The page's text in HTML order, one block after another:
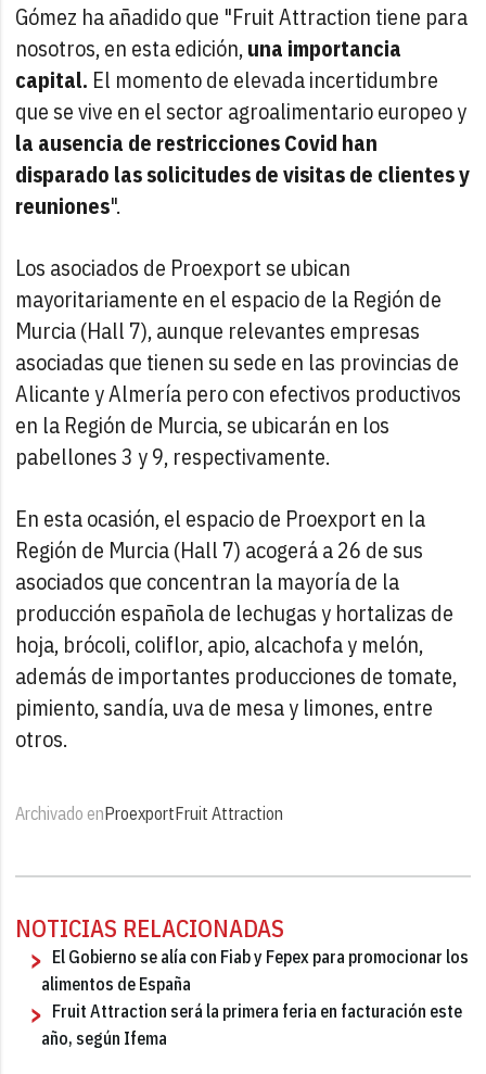
Gómez ha añadido que "Fruit Attraction tiene para
nosotros, en esta edición,una importancia
capital. El momento de elevada incertidumbre
que se vive en el sector agroalimentario europeo y
la ausencia de restricciones Covid han
disparado las solicitudes de visitas de clientes y
reuniones".
Los asociados de Proexport se ubican
mayoritariamente en el espacio de la Región de
Murcia (Hall 7), aunque relevantes empresas
asociadas que tienen su sede en las provincias de
Alicante y Almería pero con efectivos productivos
en la Región de Murcia, se ubicarán en los
pabellones 3 y 9, respectivamente.
En esta ocasión, el espacio de Proexport en la
Región de Murcia (Hall 7) acogerá a 26 de sus
asociados que concentran la mayoría de la
producción española de lechugas y hortalizas de
hoja, brócoli, coliflor, apio, alcachofa y melón,
además de importantes producciones de tomate,
pimiento, sandía, uva de mesa y limones, entre
otros.
Archivado enProexportFruit Attraction
NOTICIAS RELACIONADAS
El Gobierno se alía con Fiab y Fepex para promocionar los
alimentos de España
Fruit Attraction será la primera feria en facturación este
año, según Ifema